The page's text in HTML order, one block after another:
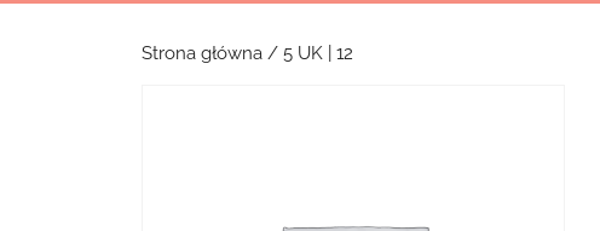
Strona główna / 5 UK | 12